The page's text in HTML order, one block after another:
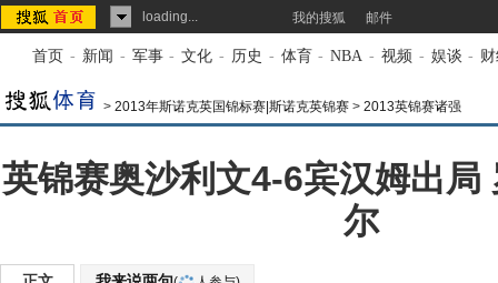
loading... 我的搜狐 邮件
首页 - 新闻 - 军事 - 文化 - 历史 - 体育 - NBA - 视频 - 娱谈 -
> 2013年斯诺克英国锦标赛|斯诺克英锦赛 > 2013英锦赛诸强
英锦赛奥沙利文4-6宾汉姆出局
尔